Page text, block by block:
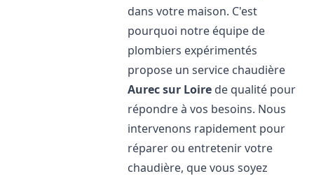
dans votre maison. C'est
pourquoi notre équipe de
plombiers expérimentés
propose un service chaudière
Aurec sur Loire de qualité pour
répondre à vos besoins. Nous
intervenons rapidement pour
réparer ou entretenir votre
chaudière, que vous soyez